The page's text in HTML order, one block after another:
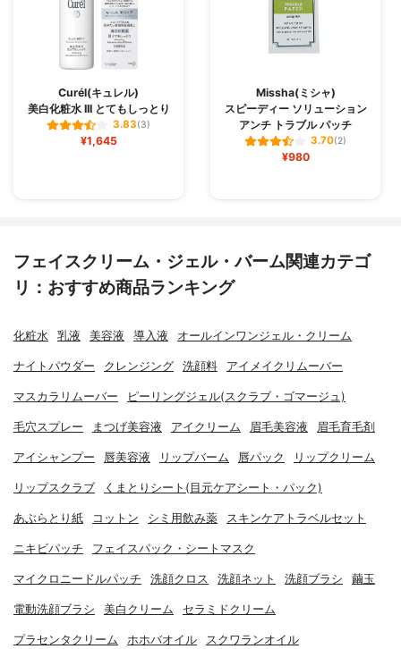
Curél(キュレル)
美白化粧水 III とてもしっとり
3.83(3)
¥1,645
Missha(ミシャ)
スピーディー ソリューション
アンチ トラブル パッチ
3.70(2)
¥980
フェイスクリーム・ジェル・バーム関連カテゴ
リ：おすすめ商品ランキング
化粧水 乳液 美容液 導入液 オールインワンジェル・クリーム
ナイトパウダー クレンジング 洗顔料 アイメイクリムーバー
マスカラリムーバー ピーリングジェル(スクラブ・ゴマージュ)
毛穴スプレー まつげ美容液 アイクリーム 眉毛美容液 眉毛育毛剤
アイシャンプー 唇美容液 リップバーム 唇パック リップクリーム
リップスクラブ くまとりシート(目元ケアシート・パック)
あぶらとり紙 コットン シミ用飲み薬 スキンケアトラベルセット
ニキビパッチ フェイスパック・シートマスク
マイクロニードルパッチ 洗顔クロス 洗顔ネット 洗顔ブラシ 繭玉
電動洗顔ブラシ 美白クリーム セラミドクリーム
プラセンタクリーム ホホバオイル スクワランオイル